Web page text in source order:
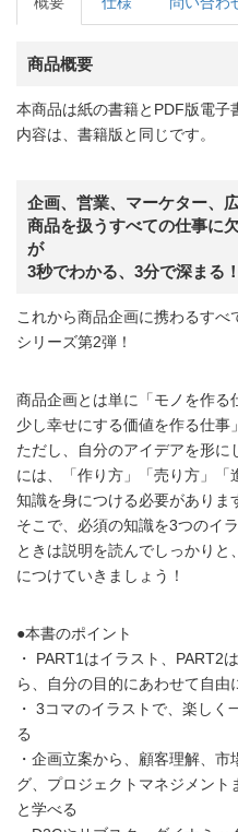
商品概要
本商品は紙の書籍とPDF版電
内容は、書籍版と同じです。
企画、営業、マーケター
商品を扱うすべての仕事に
が
3秒でわかる、3分で深まる！
これから商品企画に携わるすべ
シリーズ第2弾！
商品企画とは単に「モノを作る
少し幸せにする価値を作る仕事
ただし、自分のアイデアを形
には、「作り方」「売り方」
知識を身につける必要がありま
そこで、必須の知識を3つのイ
ときは説明を読んでしっかり
につけていきましょう！
●本書のポイント
・ PART1はイラスト、PART2
ら、自分の目的にあわせて自由
・ 3コマのイラストで、楽し
る
・企画立案から、顧客理解、
グ、プロジェクトマネジメント
と学べる